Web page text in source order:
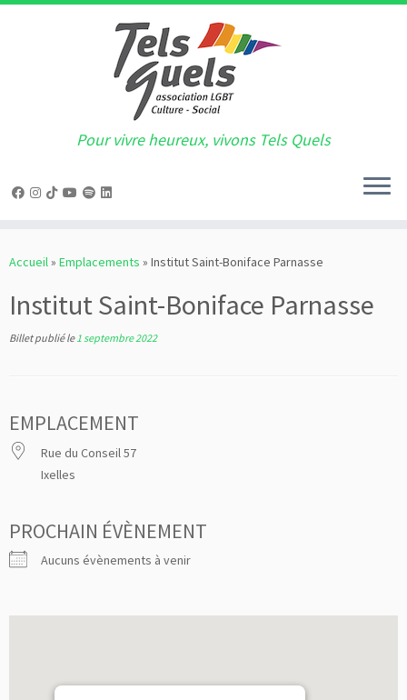
au
Pour vivre heureux, vivons Tels Quels
Accueil» Emplacements » Institut Saint-Boniface Parnasse
Institut Saint-Boniface Parnasse
Billet publié le1 septembre 2022
EMPLACEMENT
Rue du Conseil 57
Ixelles
PROCHAIN ÉVÈNEMENT
Aucuns évènements à venir